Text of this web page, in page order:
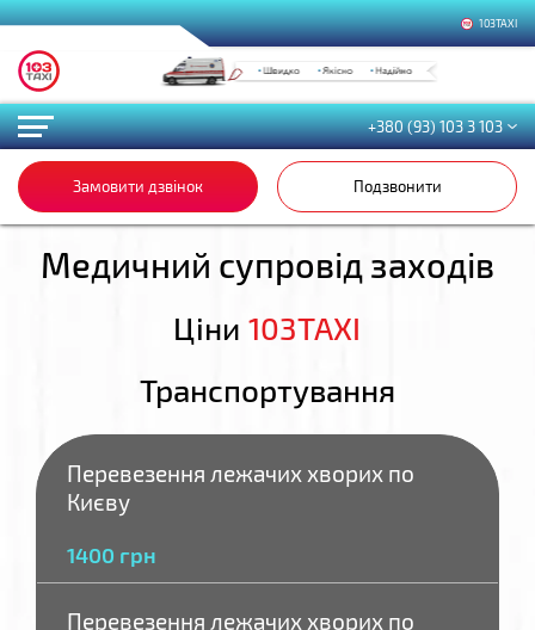
103TAXI
+380 (93) 103 3 103
Замовити дзвінок Подзвонити
Медичний супровід заходів
Ціни 103TAXI
Транспортування
Перевезення лежачих хворих по
Києву
1400 грн
Перевезення лежачих хворих по